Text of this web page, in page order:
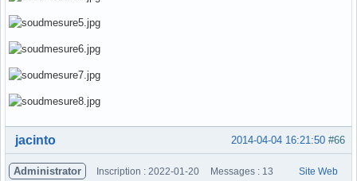
Hors ligne #66
2014-04-04 16:21:50
jacinto
Administrator Inscription : 2022-01-20 Messages : 13 Site Web